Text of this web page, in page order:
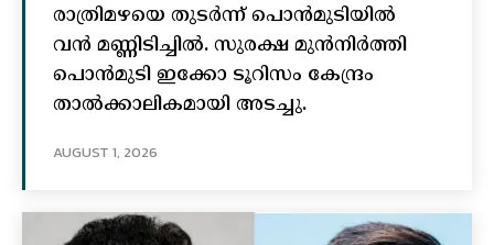
രാത്രിമഴയെ തുടർന്ന് പൊൻമുടിയില്‍
വൻ മണ്ണിടിച്ചില്‍. സുരക്ഷ മുൻനിർത്തി
പൊൻമുടി ഇക്കോ ടൂറിസം കേന്ദ്രം
താല്‍ക്കാലികമായി അടച്ചു.
AUGUST 1, 2026